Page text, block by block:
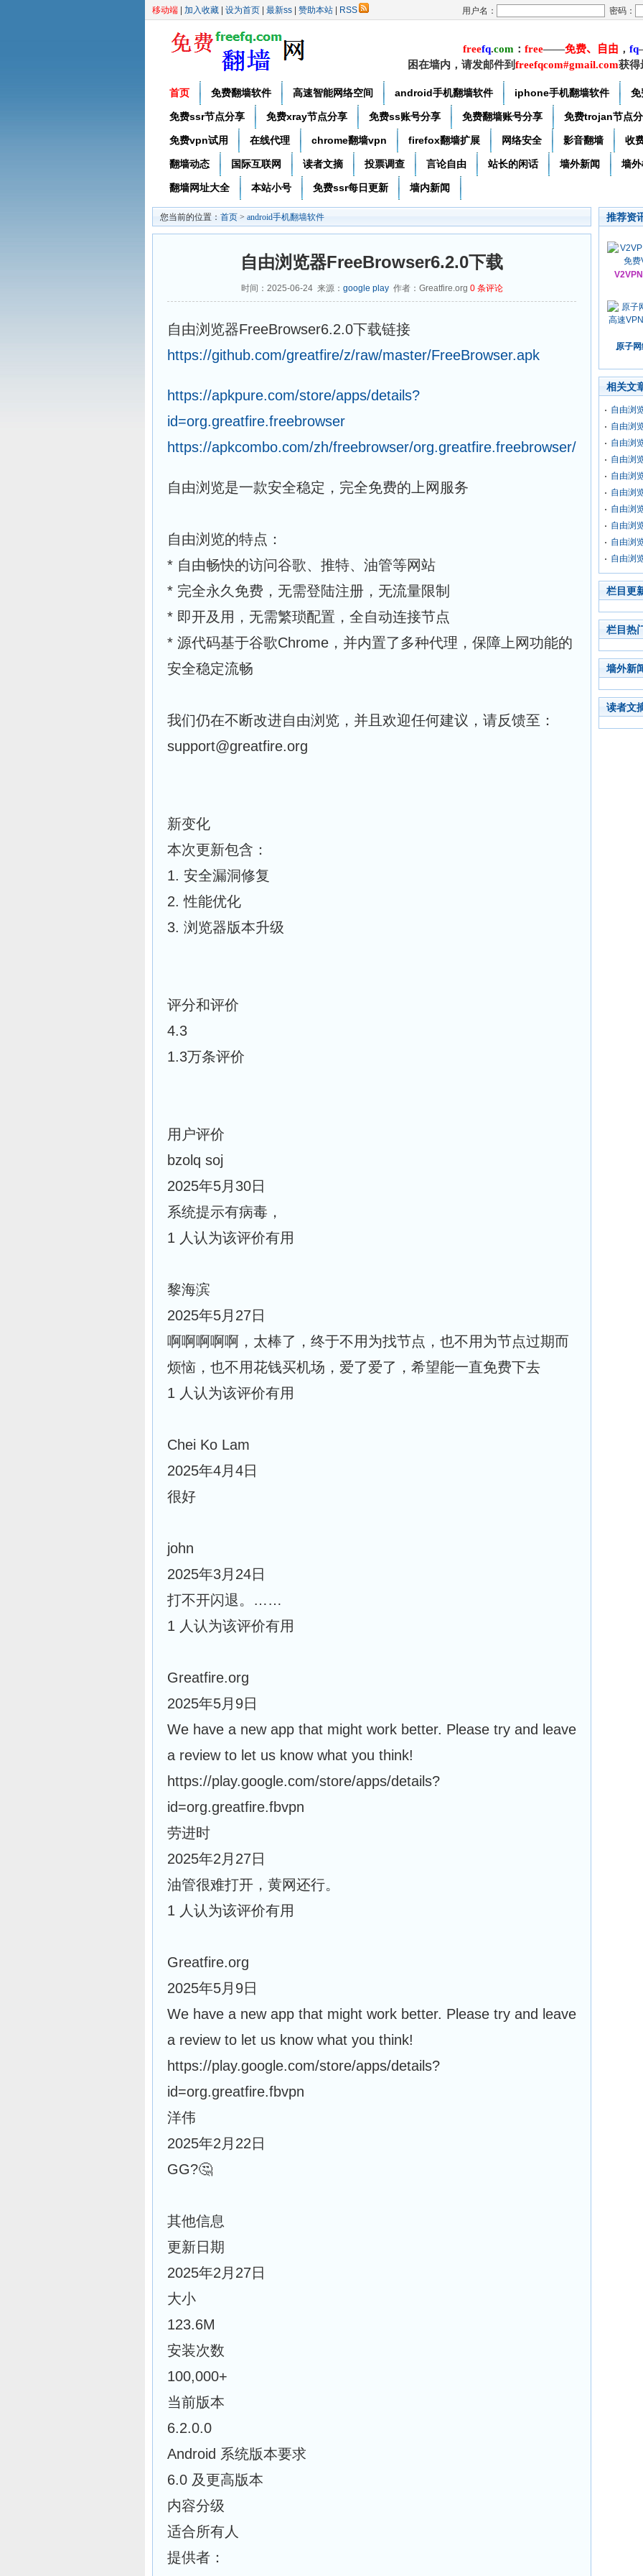
移动端 加入收藏 设为首页 最新ss 赞助本站 RSS 用户名： 密码：
freefq.com ： free——免费、自由 ， fq
困在墙内，请发邮件到freefqcom#gmail.com获得
首页 免费翻墙软件 高速智能网络空间 android手机翻墙软件 iphone手机翻墙软件 免
免费ssr节点分享 免费xray节点分享 免费ss账号分享 免费翻墙账号分享 免费trojan节点
免费vpn试用 在线代理 chrome翻墙vpn firefox翻墙扩展 网络安全 影音翻墙 收
翻墙动态 国际互联网 读者文摘 投票调查 言论自由 站长的闲话 墙外新闻 墙
翻墙网址大全 本站小号 免费ssr每日更新 墙内新闻
您当前的位置： 首页 > android手机翻墙软件
自由浏览器FreeBrowser6.2.0下载
时间：2025-06-24 来源： google play作者：Greatfire.org 0 条评论
自由浏览器FreeBrowser6.2.0下载链接
https://github.com/greatfire/z/raw/master/FreeBrowser.apk
https://apkpure.com/store/apps/details?
id=org.greatfire.freebrowser
https://apkcombo.com/zh/freebrowser/org.greatfire.freebrowser/
自由浏览是一款安全稳定，完全免费的上网服务
自由浏览的特点：
* 自由畅快的访问谷歌、推特、油管等网站
* 完全永久免费，无需登陆注册，无流量限制
* 即开及用，无需繁琐配置，全自动连接节点
* 源代码基于谷歌Chrome，并内置了多种代理，保障上网功能的
安全稳定流畅
我们仍在不断改进自由浏览，并且欢迎任何建议，请反馈至：
support@greatfire.org
新变化
本次更新包含：
1. 安全漏洞修复
2. 性能优化
3. 浏览器版本升级
评分和评价
4.3
1.3万条评价
用户评价
bzolq soj
2025年5月30日
系统提示有病毒，
1 人认为该评价有用
黎海滨
2025年5月27日
啊啊啊啊啊，太棒了，终于不用为找节点，也不用为节点过期而
烦恼，也不用花钱买机场，爱了爱了，希望能一直免费下去
1 人认为该评价有用
Chei Ko Lam
2025年4月4日
很好
john
2025年3月24日
打不开闪退。……
1 人认为该评价有用
Greatfire.org
2025年5月9日
We have a new app that might work better. Please try and leave
a review to let us know what you think!
https://play.google.com/store/apps/details?
id=org.greatfire.fbvpn
劳进时
2025年2月27日
油管很难打开，黄网还行。
1 人认为该评价有用
Greatfire.org
2025年5月9日
We have a new app that might work better. Please try and leave
a review to let us know what you think!
https://play.google.com/store/apps/details?
id=org.greatfire.fbvpn
洋伟
2025年2月22日
GG?🤔
其他信息
更新日期
2025年2月27日
大小
123.6M
安装次数
100,000+
当前版本
6.2.0.0
Android 系统版本要求
6.0 及更高版本
内容分级
适合所有人
提供者：
推荐资
原子
相关文
自由浏
自由浏
自由浏
自由浏
自由浏
自由浏
自由浏
自由浏
自由浏
自由浏
栏目更
栏目热
墙外新
读者文